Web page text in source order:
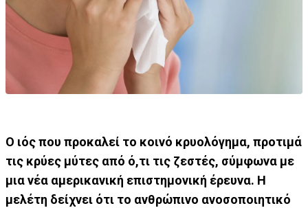
Ο ιός που προκαλεί το κοινό κρυολόγημα, προτιμά
τις κρύες μύτες από ό,τι τις ζεστές, σύμφωνα με
μια νέα αμερικανική επιστημονική έρευνα. Η
μελέτη δείχνει ότι το ανθρώπινο ανοσοποιητικό